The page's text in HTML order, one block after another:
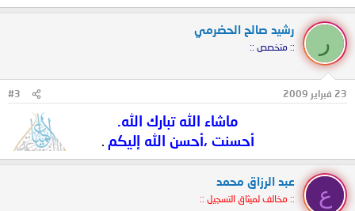
ر
رشيد صالح الحضرمي
:: متخصص ::
23 فبراير 2009 #3
ماشاء الله تبارك الله.
أحسنت ،أحسن الله إليكم .​
ع
عبد الرزاق محمد
:: مخالف لميثاق التسجيل ::